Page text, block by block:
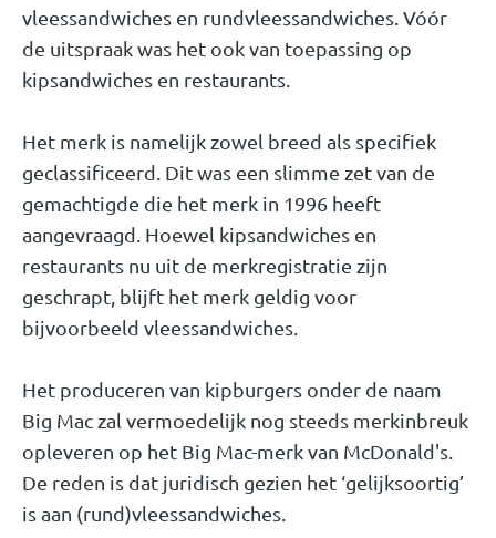
vleessandwiches en rundvleessandwiches. Vóór
de uitspraak was het ook van toepassing op
kipsandwiches en restaurants.
Het merk is namelijk zowel breed als specifiek
geclassificeerd. Dit was een slimme zet van de
gemachtigde die het merk in 1996 heeft
aangevraagd. Hoewel kipsandwiches en
restaurants nu uit de merkregistratie zijn
geschrapt, blijft het merk geldig voor
bijvoorbeeld vleessandwiches.
Het produceren van kipburgers onder de naam
Big Mac zal vermoedelijk nog steeds merkinbreuk
opleveren op het Big Mac-merk van McDonald's.
De reden is dat juridisch gezien het ‘gelijksoortig’
is aan (rund)vleessandwiches.